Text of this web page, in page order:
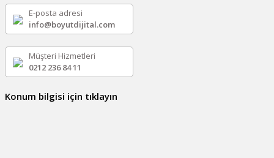
E-posta adresi
info@boyutdijital.com
Müşteri Hizmetleri
0212 236 84 11
Konum bilgisi için tıklayın